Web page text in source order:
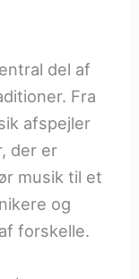
del af
Fra
afspejler
der er
musik til et
og
forskelle.